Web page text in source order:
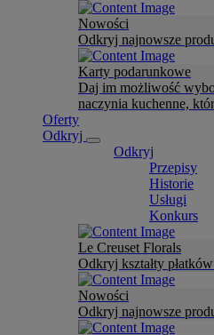
Nowości
Odkryj najnowsze
Karty podarunkowe
Daj im możliwość
naczynia kuchenne,
Oferty
Odkryj
Odkryj
Przepisy
Historie
Usługi
Konkurs
Le Creuset Florals
Odkryj kształty
Nowości
Odkryj najnowsze